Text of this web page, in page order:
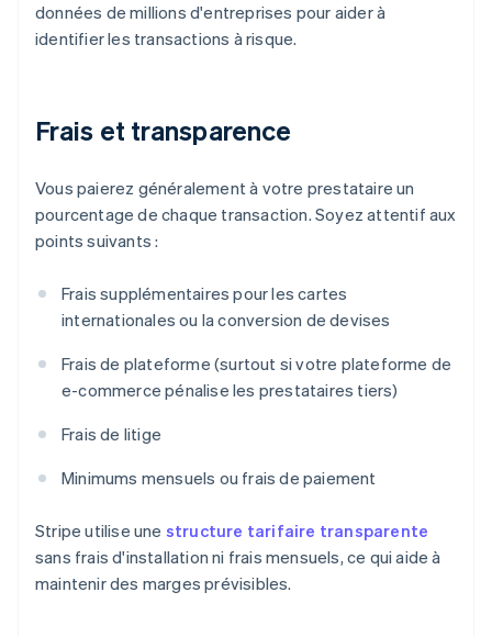
données de millions d'entreprises pour aider à
identifier les transactions à risque.
Frais et transparence
Vous paierez généralement à votre prestataire un
pourcentage de chaque transaction. Soyez attentif aux
points suivants :
Frais supplémentaires pour les cartes
internationales ou la conversion de devises
Frais de plateforme (surtout si votre plateforme de
e-commerce pénalise les prestataires tiers)
Frais de litige
Minimums mensuels ou frais de paiement
Stripe utilise une structure tarifaire transparente
sans frais d'installation ni frais mensuels, ce qui aide à
maintenir des marges prévisibles.